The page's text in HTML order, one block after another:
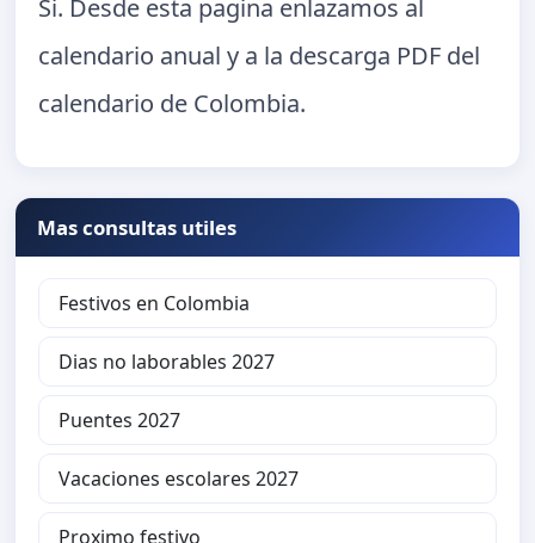
Si. Desde esta pagina enlazamos al
calendario anual y a la descarga PDF del
calendario de Colombia.
Mas consultas utiles
Festivos en Colombia
Dias no laborables 2027
Puentes 2027
Vacaciones escolares 2027
Proximo festivo